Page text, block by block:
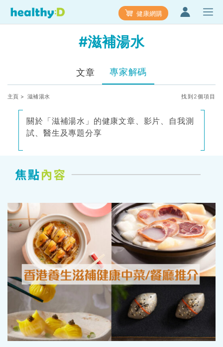
健康網購
#滋補湯水
文章 專家解碼
主頁 > 滋補湯水 找到2個項目
關於「滋補湯水」的健康文章、影片、自我測
試、醫生及專題分享